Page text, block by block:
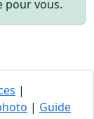
pour vous.
|
| Guide